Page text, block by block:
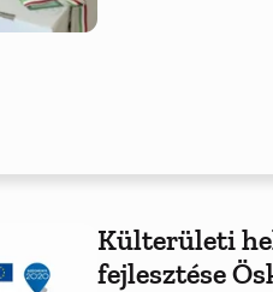
Külterületi
fejlesztése